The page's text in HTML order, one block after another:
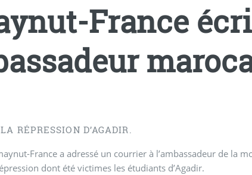
France
RÉPRESSION D’AGADIR.
France a adressé un courrier à l’ambassadeur de la
dont été victimes les étudiants d’Agadir.